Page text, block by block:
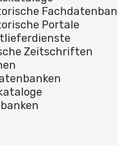
Portale
Zeitschriften